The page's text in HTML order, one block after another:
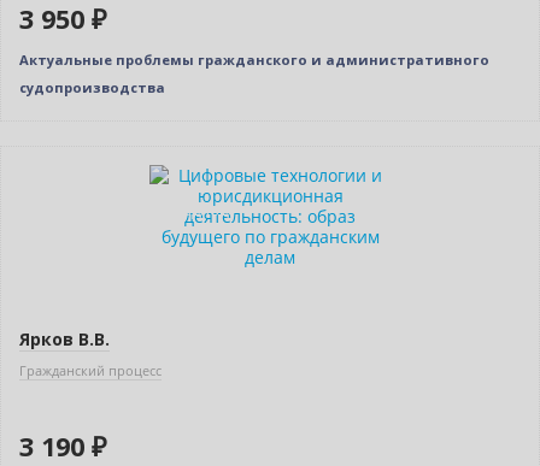
3 950 ₽
Актуальные проблемы гражданского и административного
судопроизводства
Индивидуальный подход
Ярков В.В.
Гражданский процесс
3 190 ₽